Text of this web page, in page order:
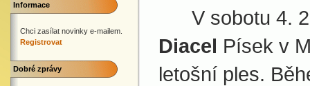
Informace
Chci zasílat novinky e-mailem.
Registrovat
Dobré zprávy
V sobotu 4. 2.
Diacel Písek v
letošní ples.